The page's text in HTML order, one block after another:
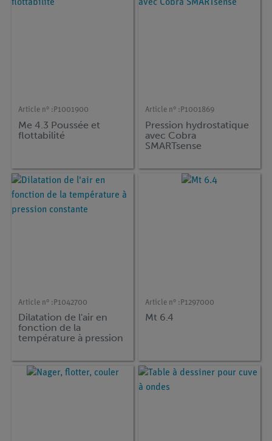
Article n° : P1001900
Me 4.3 Poussée et
flottabilité
Article n° : P1001869
Pression hydrostatique
avec Cobra
SMARTsense
Article n° : P1042700
Dilatation de l'air en
fonction de la
température à pression
Article n° : P1297000
Mt 6.4